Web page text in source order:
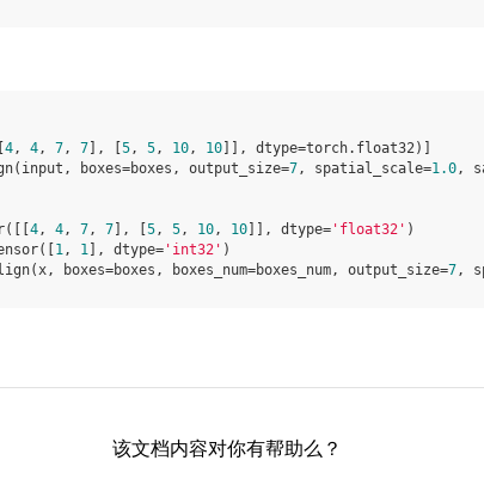
4, 4, 7, 7 ], 5, 5, 10, 10 ]], dtype=torch. float32)]
( input , boxes=boxes , output_size=7, spatial_scale=1.0,
([[ 4, 4, 7, 7 ], 5, 5, 10, 10 ]], dtype= 'float32' )
([ 1, 1 ], dtype= 'int32' )
(x, boxes=boxes , boxes_num=boxes_num, output_size=7,
该文档内容对你有帮助么？